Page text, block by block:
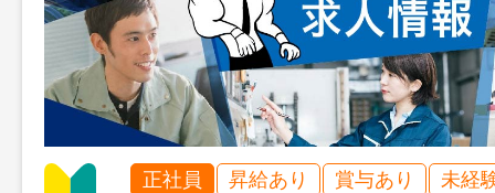
正社員 昇給あり 賞与あり 未経